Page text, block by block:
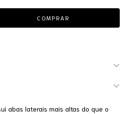
abas laterais mais altas do que o